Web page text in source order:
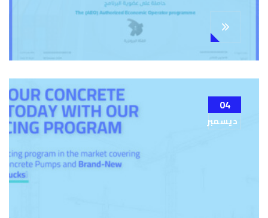
04
ديسمبر